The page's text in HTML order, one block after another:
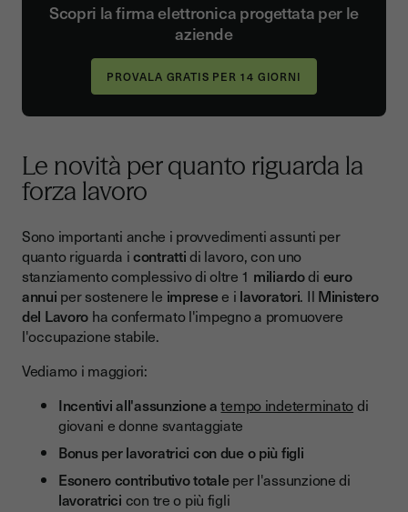
Scopri la firma elettronica progettata per le
aziende
Le novità per quanto riguarda la
forza lavoro
Sono importanti anche i provvedimenti assunti per
quanto riguarda icontrattidi lavoro, con uno
stanziamento complessivo di oltre 1 miliardodi euro
annui per sostenere le impresee i lavoratori. Il Ministero
del Lavoro ha confermato l'impegno a promuovere
l'occupazione stabile.
Vediamo i maggiori:
Incentivi all'assunzione atempo indeterminatodi
giovani e donne svantaggiate
Bonus per lavoratrici con due o più figli
Esonero contributivo totaleper l'assunzione di
lavoratrici con tre o più figli